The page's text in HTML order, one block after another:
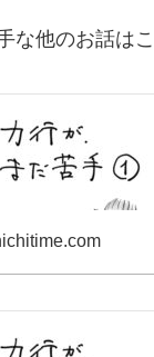
な他のお話は